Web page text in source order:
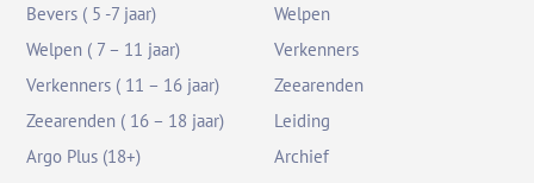
Bevers ( 5 -7 jaar)
Welpen ( 7 – 11 jaar)
Verkenners ( 11 – 16 jaar)
Zeearenden ( 16 – 18 jaar)
Argo Plus (18+)
Welpen
Verkenners
Zeearenden
Leiding
Archief